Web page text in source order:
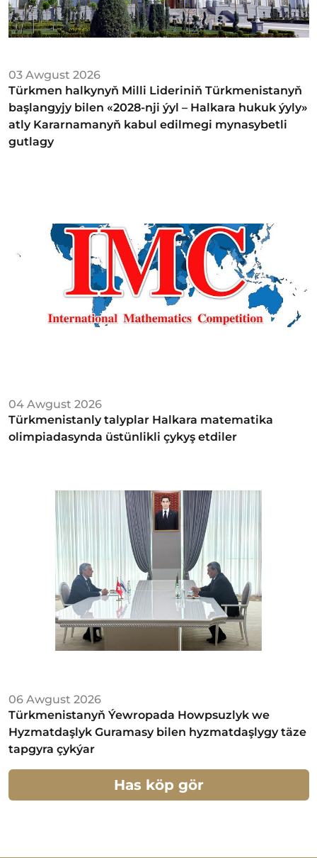
03 Awgust 2026
Türkmen halkynyň Milli Lideriniň Türkmenistanyň
başlangyjy bilen «2028-nji ýyl – Halkara hukuk ýyly»
atly Kararnamanyň kabul edilmegi mynasybetli
gutlagy
04 Awgust 2026
Türkmenistanly talyplar Halkara matematika
olimpiadasynda üstünlikli çykyş etdiler
06 Awgust 2026
Türkmenistanyň Ýewropada Howpsuzlyk we
Hyzmatdaşlyk Guramasy bilen hyzmatdaşlygy täze
tapgyra çykýar
Has köp gör